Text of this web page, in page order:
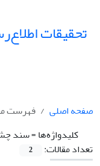
تحقیقات
صفحه اصلی
فهرست
کلیدواژه‌ها =سند
تعداد مقالات:
2